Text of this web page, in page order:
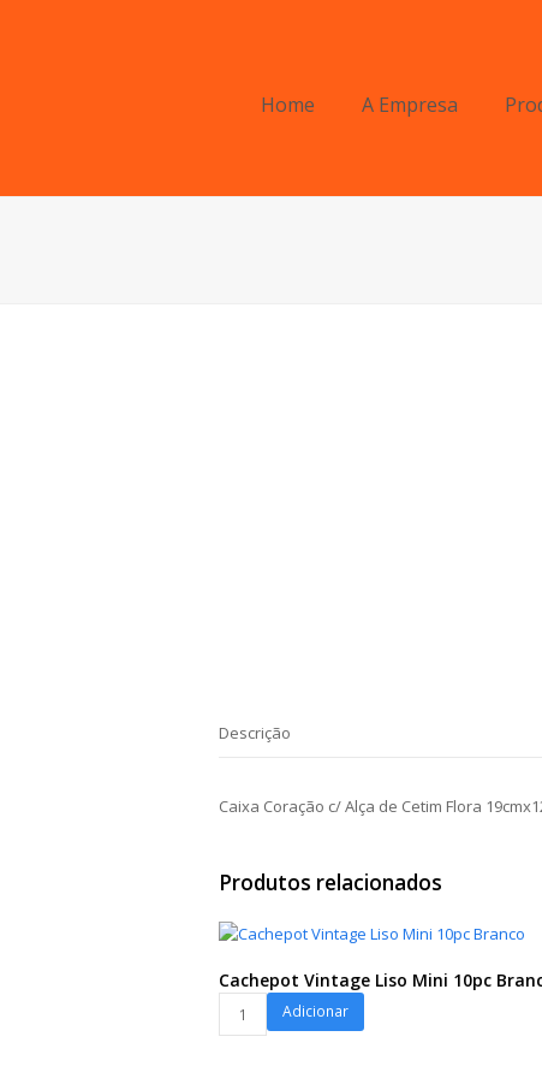
Home A Empresa
Descrição
Caixa Coração c/ Alça de Cetim Flora
Produtos relacionados
Cachepot Vintage Liso Mini 10pc
Cachepot
Vintage
Adicionar